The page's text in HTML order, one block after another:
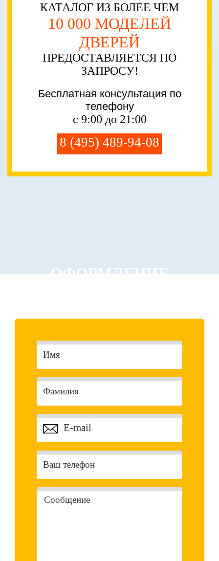
КАТАЛОГ ИЗ БОЛЕЕ ЧЕМ
10 000 МОДЕЛЕЙ
ДВЕРЕЙ
ПРЕДОСТАВЛЯЕТСЯ ПО
ЗАПРОСУ!
Бесплатная консультация по
телефону
с 9:00 до 21:00
8 (495) 489-94-08
ОФОРМЛЕНИЕ